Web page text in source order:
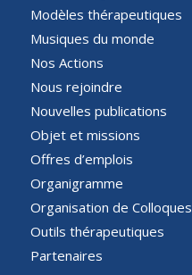
Modèles thérapeutiques
Musiques du monde
Nos Actions
Nous rejoindre
Nouvelles publications
Objet et missions
Offres d’emplois
Organigramme
Organisation de Colloques
Outils thérapeutiques
Partenaires